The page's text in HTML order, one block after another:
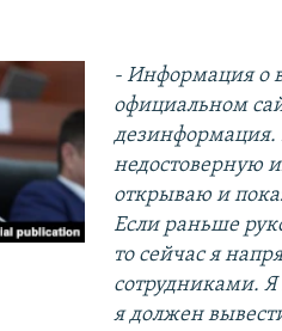
- Информация о
официальном
дезинформация.
недостоверную
открываю и
Если раньше
то сейчас я
сотрудниками.
я должен